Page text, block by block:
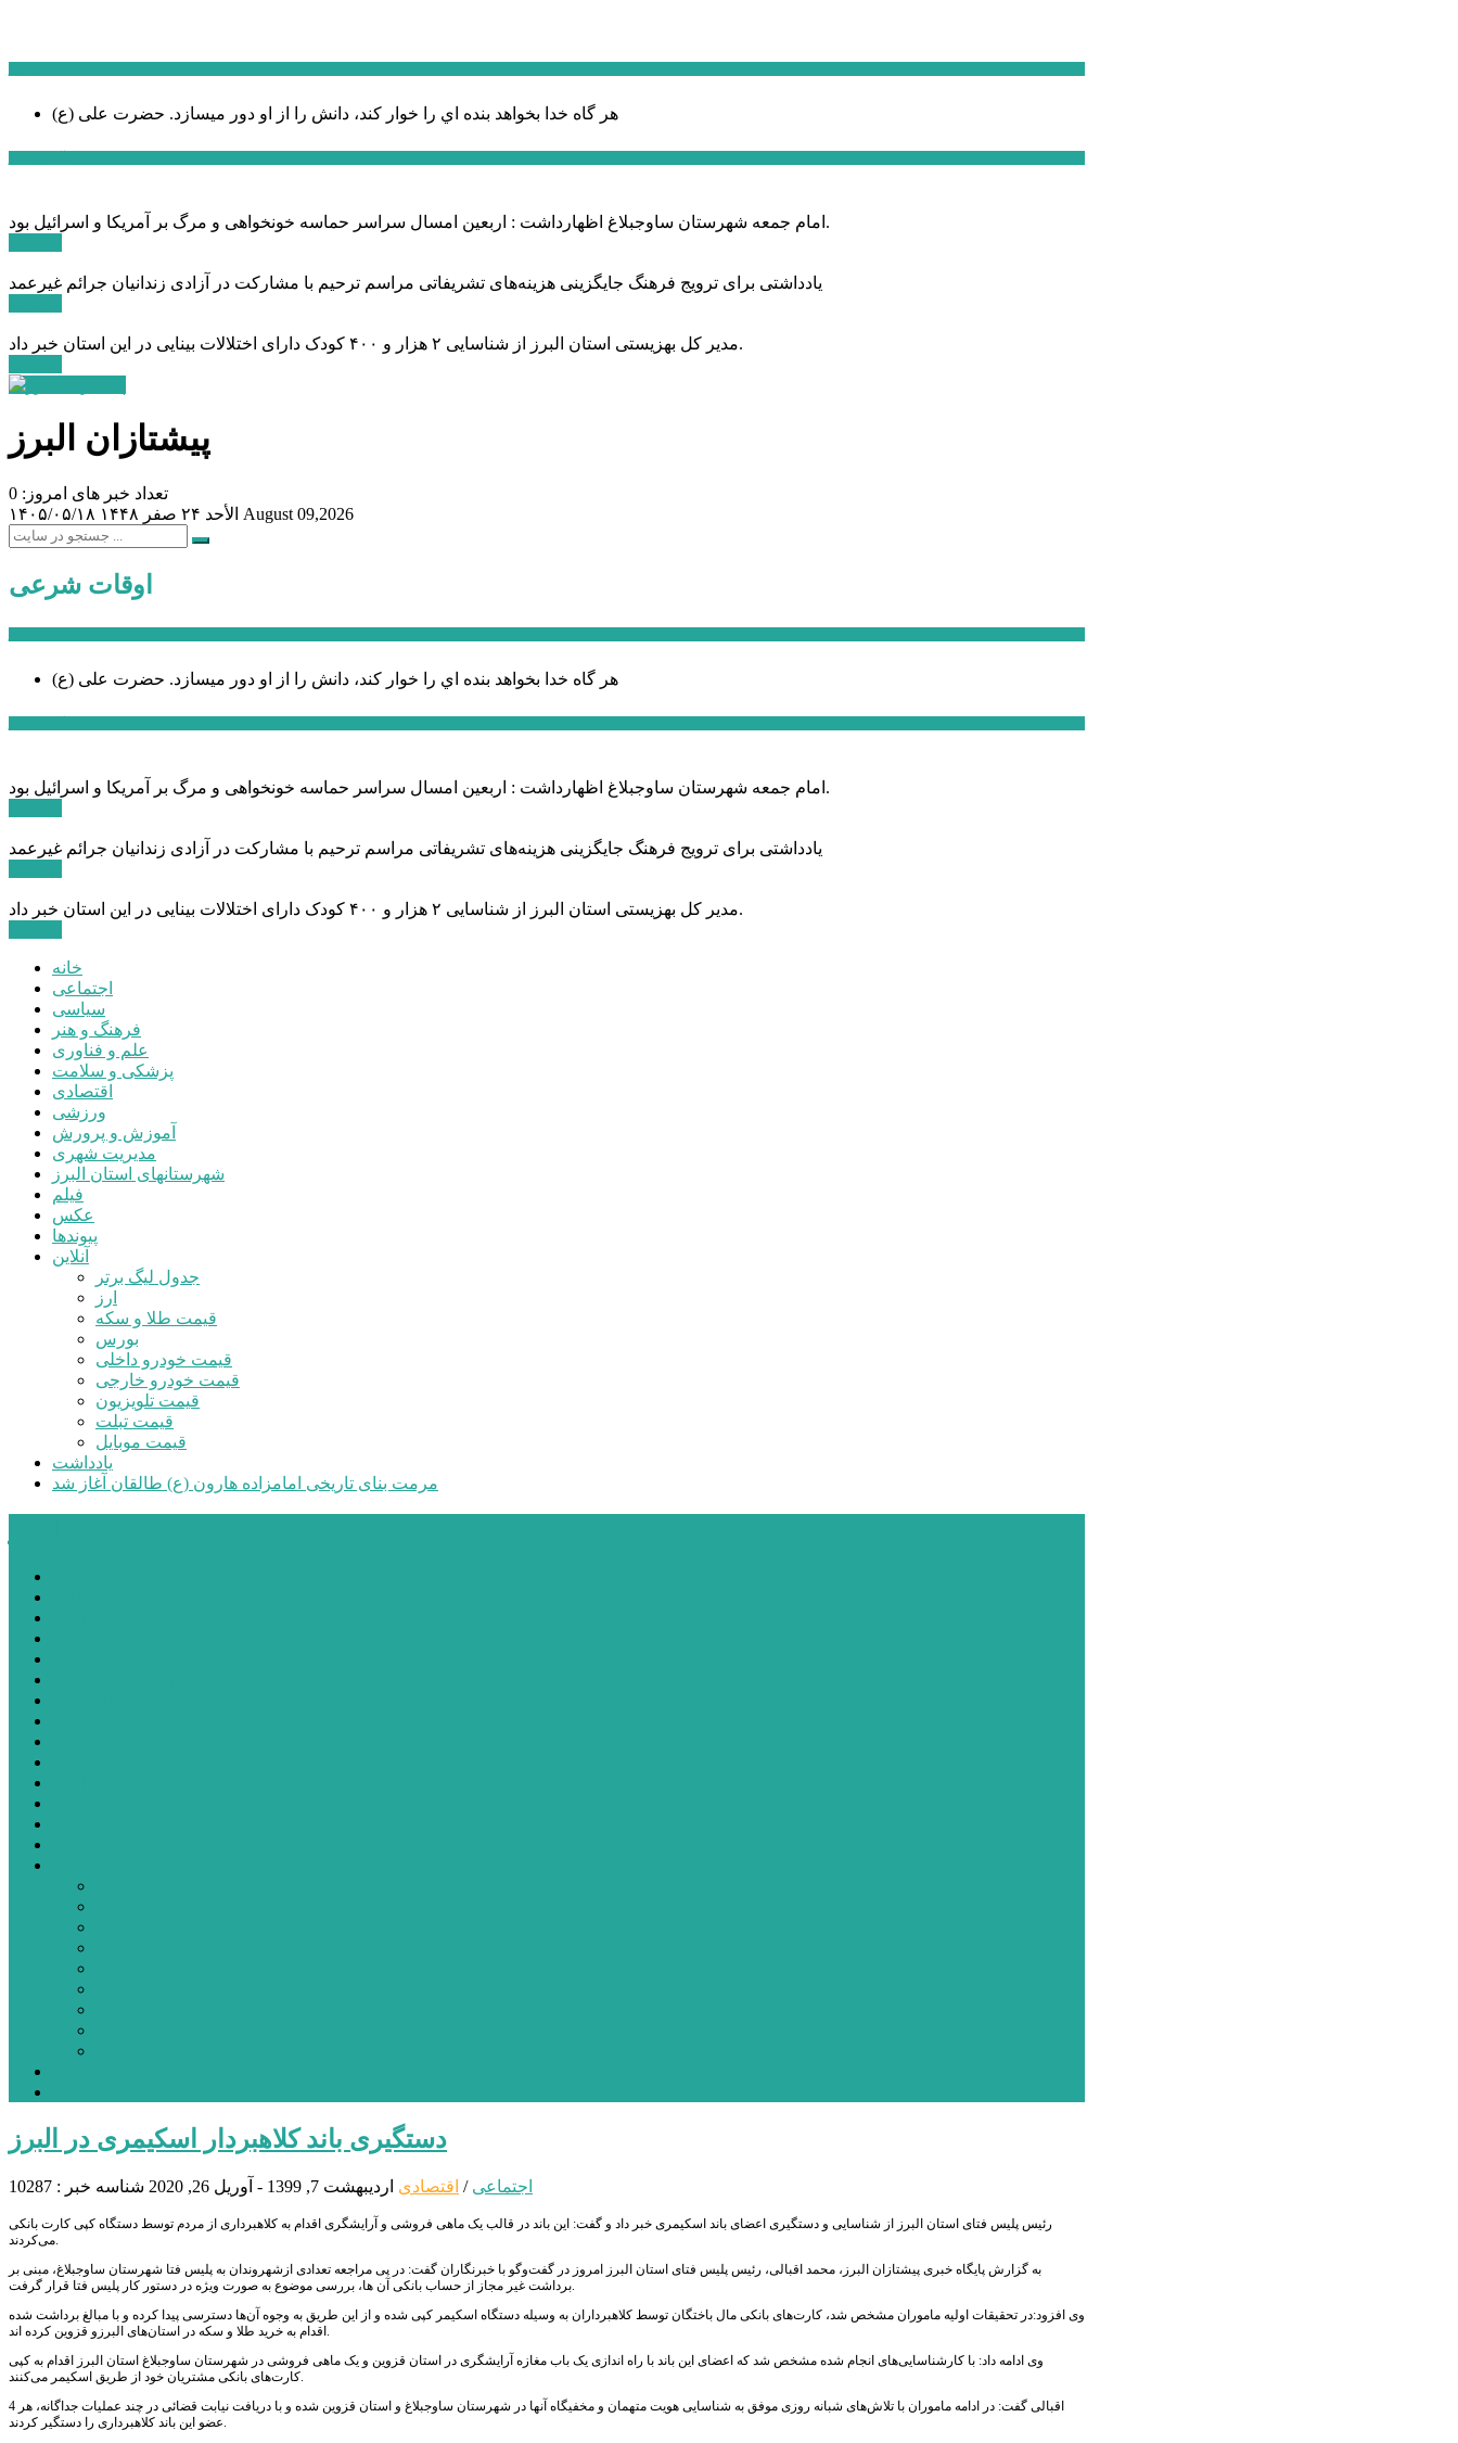
هر گاه خدا بخواهد بنده اي را خوار كند، دانش را از او دور میسازد. حضرت علی (ع)
امام جمعه شهرستان ساوجبلاغ اظهارداشت : اربعین امسال سراسر حماسه خونخواهی و مرگ بر آمریکا و اسرائیل بود.
یادداشتی برای ترویج فرهنگ جایگزینی هزینه‌های تشریفاتی مراسم ترحیم با مشارکت در آزادی زندانیان جرائم غیرعمد
مدیر کل بهزیستی استان البرز از شناسایی ۲ هزار و ۴۰۰ کودک دارای اختلالات بینایی در این استان خبر داد.
پیشتازان البرز
تعداد خبر های امروز: 0
۱۴۰۵/۰۵/۱۸
الأحد ۲۴ صفر ۱۴۴۸ August 09,2026
اوقات شرعی
هر گاه خدا بخواهد بنده اي را خوار كند، دانش را از او دور میسازد. حضرت علی (ع)
امام جمعه شهرستان ساوجبلاغ اظهارداشت : اربعین امسال سراسر حماسه خونخواهی و مرگ بر آمریکا و اسرائیل بود.
یادداشتی برای ترویج فرهنگ جایگزینی هزینه‌های تشریفاتی مراسم ترحیم با مشارکت در آزادی زندانیان جرائم غیرعمد
مدیر کل بهزیستی استان البرز از شناسایی ۲ هزار و ۴۰۰ کودک دارای اختلالات بینایی در این استان خبر داد.
خانه
اجتماعی
سیاسی
فرهنگ و هنر
علم و فناوری
پزشکی و سلامت
اقتصادی
ورزشی
آموزش و پرورش
مدیریت شهری
شهرستانهای استان البرز
فیلم
عکس
پیوندها
آنلاین
جدول لیگ برتر
ارز
قیمت طلا و سکه
بورس
قیمت خودرو داخلی
قیمت خودرو خارجی
قیمت تلویزیون
قیمت تبلت
قیمت موبایل
یادداشت
مرمت بنای تاریخی امامزاده هارون (ع) طالقان آغاز شد
دستگیری باند کلاهبردار اسکیمری در البرز
اجتماعی / اقتصادی اردیبهشت 7, 1399 - آوریل 26, 2020 شناسه خبر : 10287
رئیس پلیس فتای استان البرز از شناسایی و دستگیری اعضای باند اسکیمری خبر داد و گفت: این باند در قالب یک ماهی فروشی و آرایشگری اقدام به کلاهبرداری از مردم توسط دستگاه کپی کارت بانکی
می‌کردند.
به گزارش پایگاه خبری پیشتازان البرز، محمد اقبالی، رئیس پلیس فتای استان البرز امروز در گفت‌وگو با خبرنگاران گفت: در پی مراجعه تعدادی ازشهروندان به پلیس فتا شهرستان ساوجبلاغ، مبنی بر
برداشت غیر مجاز از حساب بانکی آن ها، بررسی موضوع به صورت ویژه در دستور کار پلیس فتا قرار گرفت.
وی افزود:در تحقیقات اولیه ماموران مشخص شد، کارت‌های بانکی مال باختگان توسط کلاهبرداران به وسیله دستگاه اسکیمر کپی شده و از این طریق به وجوه آن‌ها دسترسی پیدا کرده و با مبالغ برداشت شده
اقدام به خرید طلا و سکه در استان‌های البرزو قزوین کرده اند.
وی ادامه داد: با کارشناسایی‌های انجام شده مشخص شد که اعضای این باند با راه اندازی یک باب مغازه آرایشگری در استان قزوین و یک ماهی فروشی در شهرستان ساوجبلاغ استان البرز اقدام به کپی
کارت‌های بانکی مشتریان خود از طریق اسکیمر می‌کنند.
اقبالی گفت: در ادامه ماموران با تلاش‌های شبانه روزی موفق به شناسایی هویت متهمان و مخفیگاه آنها در شهرستان ساوجبلاغ و استان قزوین شده و با دریافت نیابت قضائی در چند عملیات جداگانه، هر 4
عضو این باند کلاهبرداری را دستگیر کردند.